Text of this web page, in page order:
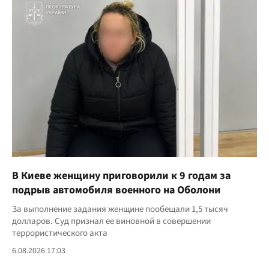
В Киеве женщину приговорили к 9 годам за
подрыв автомобиля военного на Оболони
За выполнение задания женщине пообещали 1,5 тысяч
долларов. Суд признал ее виновной в совершении
террористического акта
6.08.2026 17:03